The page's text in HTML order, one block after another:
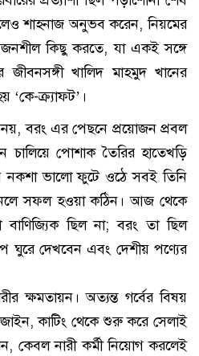
শাহনাজ অনুভব করেন, নিয়মের
কিছু করতে, যা একই সঙ্গে
জীবনসঙ্গী খালিদ মাহমুদ খানের
ক্র্যাফট’।
নয়, বরং এর পেছনে প্রয়োজন প্রবল
চালিয়ে পোশাক তৈরির হাতেখড়ি
নকশা ভালো ফুটে ওঠে সবই তিনি
সফল হওয়া কঠিন। আজ থেকে
ছিল না; বরং তা ছিল
ঘুরে দেখবেন এবং দেশীয় পণ্যের
ক্ষমতায়ন। অত্যন্ত গর্বের বিষয়
কাটিং থেকে শুরু করে সেলাই
কেবল নারী কর্মী নিয়োগ করলেই